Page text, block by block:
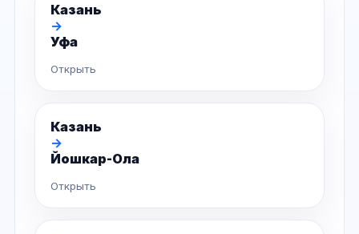
Казань
→
Уфа
Открыть
Казань
→
Йошкар-Ола
Открыть